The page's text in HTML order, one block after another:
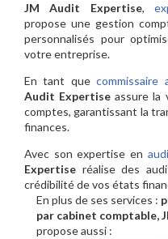
JM Audit Expertise,
propose une gestion
personnalisés pour
votre entreprise.
En tant quecommissaire
Audit Expertise assure la
comptes, garantissant la
finances.
Avec son expertise en
Expertise réalise des
crédibilité de vos états
En plus de ses services :
par cabinet comptable,
propose aussi :